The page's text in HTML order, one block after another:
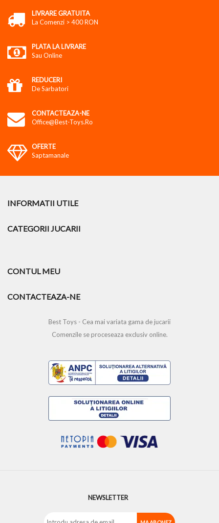
LIVRARE GRATUITA
La Comenzi > 400 RON
PLATA LA LIVRARE
Sau Online
REDUCERI
De Sarbatori
CONTACTEAZA-NE
Office@best-Toys.ro
OFERTE
Saptamanale
INFORMATII UTILE
CATEGORII JUCARII
CONTUL MEU
CONTACTEAZA-NE
Best Toys - Cea mai variata gama de jucarii
Comenzile se proceseaza exclusiv online.
NEWSLETTER